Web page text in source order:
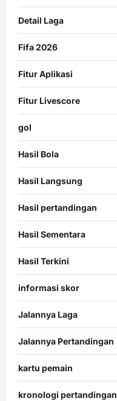
Detail Laga
Fifa 2026
Fitur Aplikasi
Fitur Livescore
gol
Hasil Bola
Hasil Langsung
Hasil pertandingan
Hasil Sementara
Hasil Terkini
informasi skor
Jalannya Laga
Jalannya Pertandingan
kartu pemain
kronologi pertandingan